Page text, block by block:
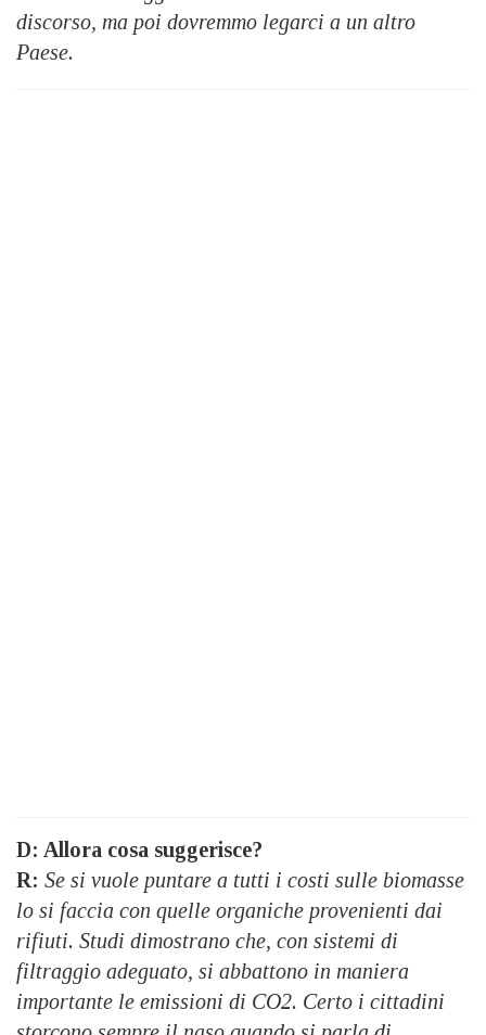
discorso, ma poi dovremmo legarci a un altro
Paese.
D: Allora cosa suggerisce?
R: Se si vuole puntare a tutti i costi sulle biomasse
lo si faccia con quelle organiche provenienti dai
rifiuti. Studi dimostrano che, con sistemi di
filtraggio adeguato, si abbattono in maniera
importante le emissioni di CO2. Certo i cittadini